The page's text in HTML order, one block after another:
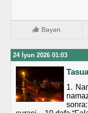
Bəyən
24 İyun 2026 01:03
1.